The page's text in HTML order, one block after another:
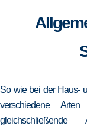
So wie bei der Haus-
verschiedene